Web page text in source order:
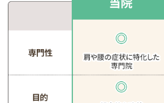
で、症状や治療について丁寧
安心です。個人的にとてもお
クチコミをもっ